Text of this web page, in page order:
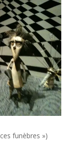
funèbres »)